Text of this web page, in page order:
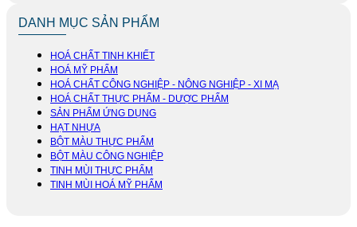
DANH MỤC SẢN PHẨM
HOÁ CHẤT TINH KHIẾT
HOÁ MỸ PHẨM
HOÁ CHẤT CÔNG NGHIỆP - NÔNG NGHIỆP - XI MẠ
HOÁ CHẤT THỰC PHẨM - DƯỢC PHẨM
SẢN PHẨM ỨNG DỤNG
HẠT NHỰA
BỘT MÀU THỰC PHẨM
BỘT MÀU CÔNG NGHIỆP
TINH MÙI THỰC PHẨM
TINH MÙI HOÁ MỸ PHẨM